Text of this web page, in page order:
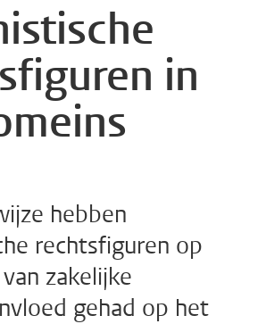
in
hebben
rechtsfiguren op
zakelijke
gehad op het